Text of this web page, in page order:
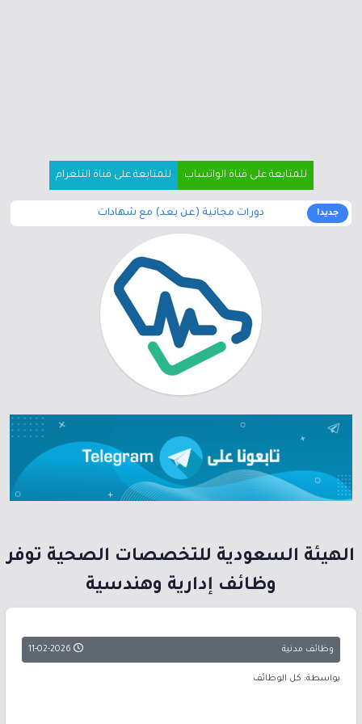
للمتابعة على قناة الواتساب للمتابعة على قناة التلغرام
جديد! دورات مجانية (عن بعد) مع شهادات
الهيئة السعودية للتخصصات الصحية توفر
وظائف إدارية وهندسية
وظائف مدنية 11-02-2026
بواسطة: كل الوظائف